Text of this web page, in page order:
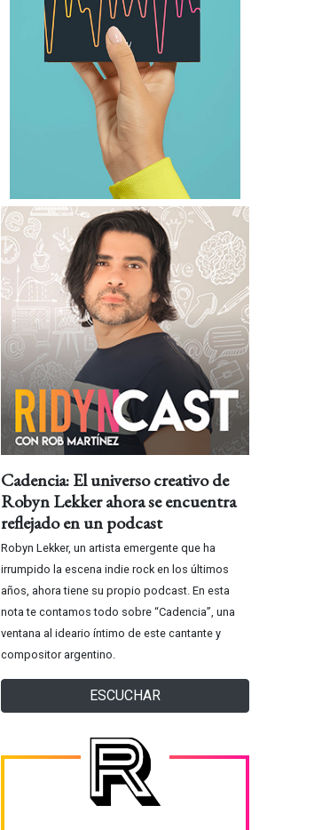
Cadencia: El universo creativo de
Robyn Lekker ahora se encuentra
reflejado en un podcast
Robyn Lekker, un artista emergente que ha
irrumpido la escena indie rock en los últimos
años, ahora tiene su propio podcast. En esta
nota te contamos todo sobre “Cadencia”, una
ventana al ideario íntimo de este cantante y
compositor argentino.
ESCUCHAR